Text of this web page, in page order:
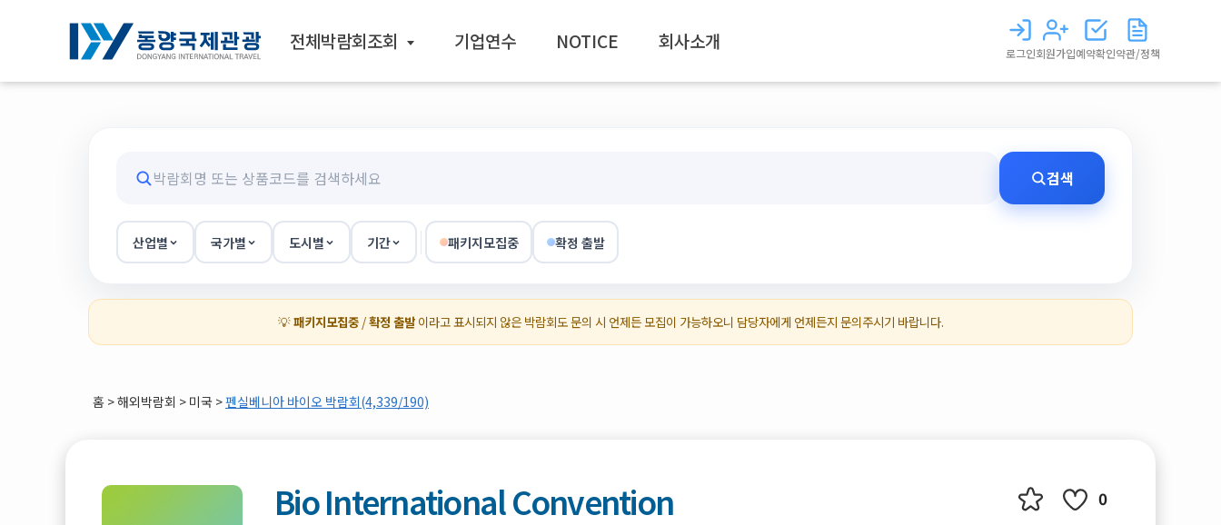
전체박람회조회 기업연수 NOTICE 회사소개
로그인회원가입예약확인약관/정책
검색
산업별 국가별 도시별 기간 패키지모집중 확정 출발
💡패키지모집중/확정 출발이라고 표시되지 않은 박람회도 문의 시 언제든 모집이 가능하오니 담당자에게 언제든지 문의주시기 바랍니다.
홈 >해외박람회 > 미국 >펜실베니아 바이오 박람회(4,339/190)
Bio International Convention 0